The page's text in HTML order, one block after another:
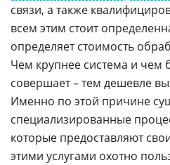
связи, а также
всем этим стоит
определяет стоимость
Чем крупнее система и
совершает – тем дешевле
Именно по этой причине
специализированные
которые предоставляют
этими услугами охотно